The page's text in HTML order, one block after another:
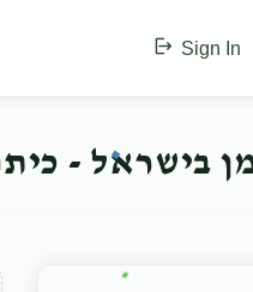
Sign In
בישראל -